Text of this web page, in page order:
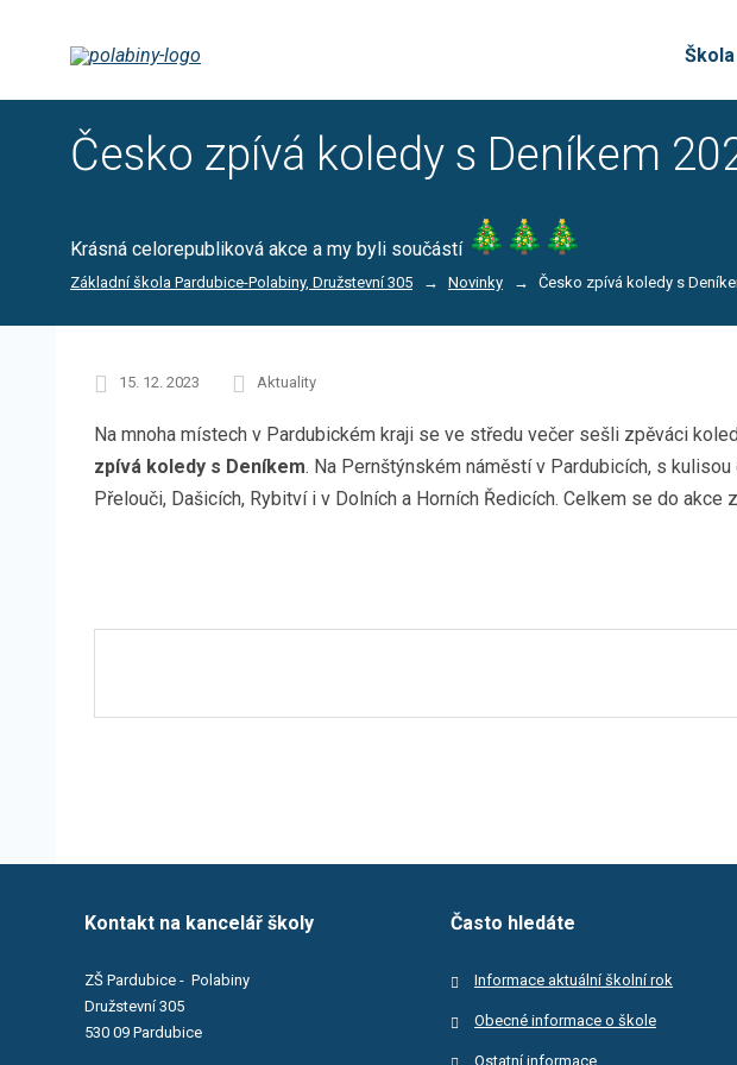
Škola
Česko zpívá koledy s Deníkem
Krásná celorepubliková akce a my byli součástí
Základní škola Pardubice-Polabiny, Družstevní 305 Novinky Česko zpívá koledy s
15. 12. 2023 Aktuality
Na mnoha místech v Pardubickém kraji se ve středu večer sešli zpěváci
zpívá koledy s Deníkem. Na Pernštýnském náměstí v Pardubicích, s
Přelouči, Dašicích, Rybitví i v Dolních a Horních Ředicích. Celkem se do
Kontakt na kancelář školy
ZŠ Pardubice - Polabiny
Družstevní 305
530 09 Pardubice
Často hledáte
Informace aktuální školní rok
Obecné informace o škole
Ostatní informace